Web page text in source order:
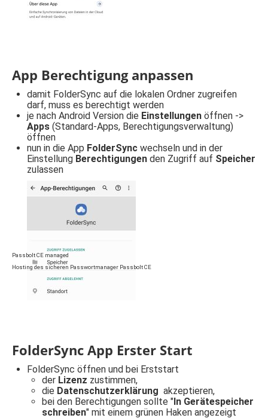
Passbolt CE managed
Hosting des sicheren Passwortmanager Passbolt CE
App Berechtigung anpassen
damit FolderSync auf die lokalen Ordner zugreifen
darf, muss es berechtigt werden
je nach Android Version die Einstellungen öffnen ->
Apps (Standard-Apps, Berechtigungsverwaltung)
öffnen
nun in die App FolderSync wechseln und in der
Einstellung Berechtigungen den Zugriff auf Speicher
zulassen
FolderSync App Erster Start
FolderSync öffnen und bei Erststart
der Lizenz zustimmen,
die Datenschutzerklärung akzeptieren,
bei den Berechtigungen sollte "In Gerätespeicher
schreiben" mit einem grünen Haken angezeigt